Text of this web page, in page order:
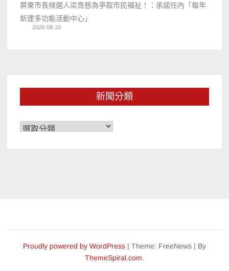
屏東市長候選人梁育慈為爭取市民福祉！：承諾任內「每年
新建多功能活動中心」
2026-08-10
新聞分類
新
Proudly powered by WordPress | Theme: FreeNews | By
ThemeSpiral.com.